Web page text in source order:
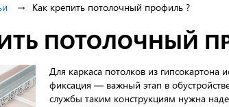
Как крепить потолочный профиль ?
ПОТОЛОЧНЫЙ
Для каркаса потолков из гипсокартона
фиксация — важный этап в
службы таким конструкциям нужна